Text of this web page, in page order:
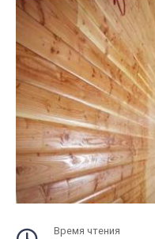
Время чтения